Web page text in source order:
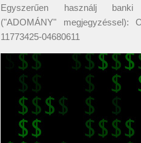
Egyszerűen használj banki
("ADOMÁNY" megjegyzéssel):
11773425-04680611